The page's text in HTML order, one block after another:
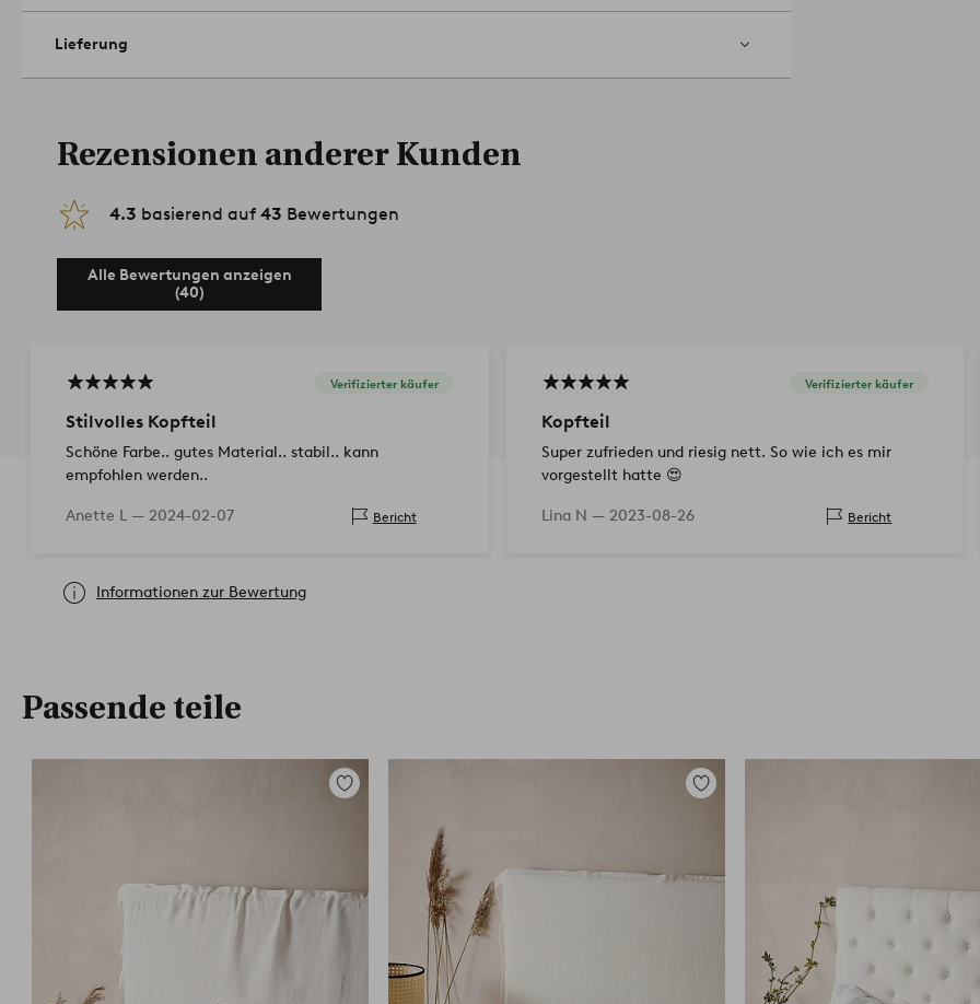
Lieferung
Rezensionen anderer Kunden
4.3 basierend auf 43 Bewertungen
Alle Bewertungen anzeigen
(40)
Verifizierter käufer
Stilvolles Kopfteil
Schöne Farbe.. gutes Material.. stabil.. kann
empfohlen werden..
Anette L — 2024-02-07 Bericht
Verifizierter käufer
Kopfteil
Super zufrieden und riesig nett. So wie ich es mir
vorgestellt hatte 😍
Lina N — 2023-08-26 Bericht
Informationen zur Bewertung
Passende teile
Zu
Zu